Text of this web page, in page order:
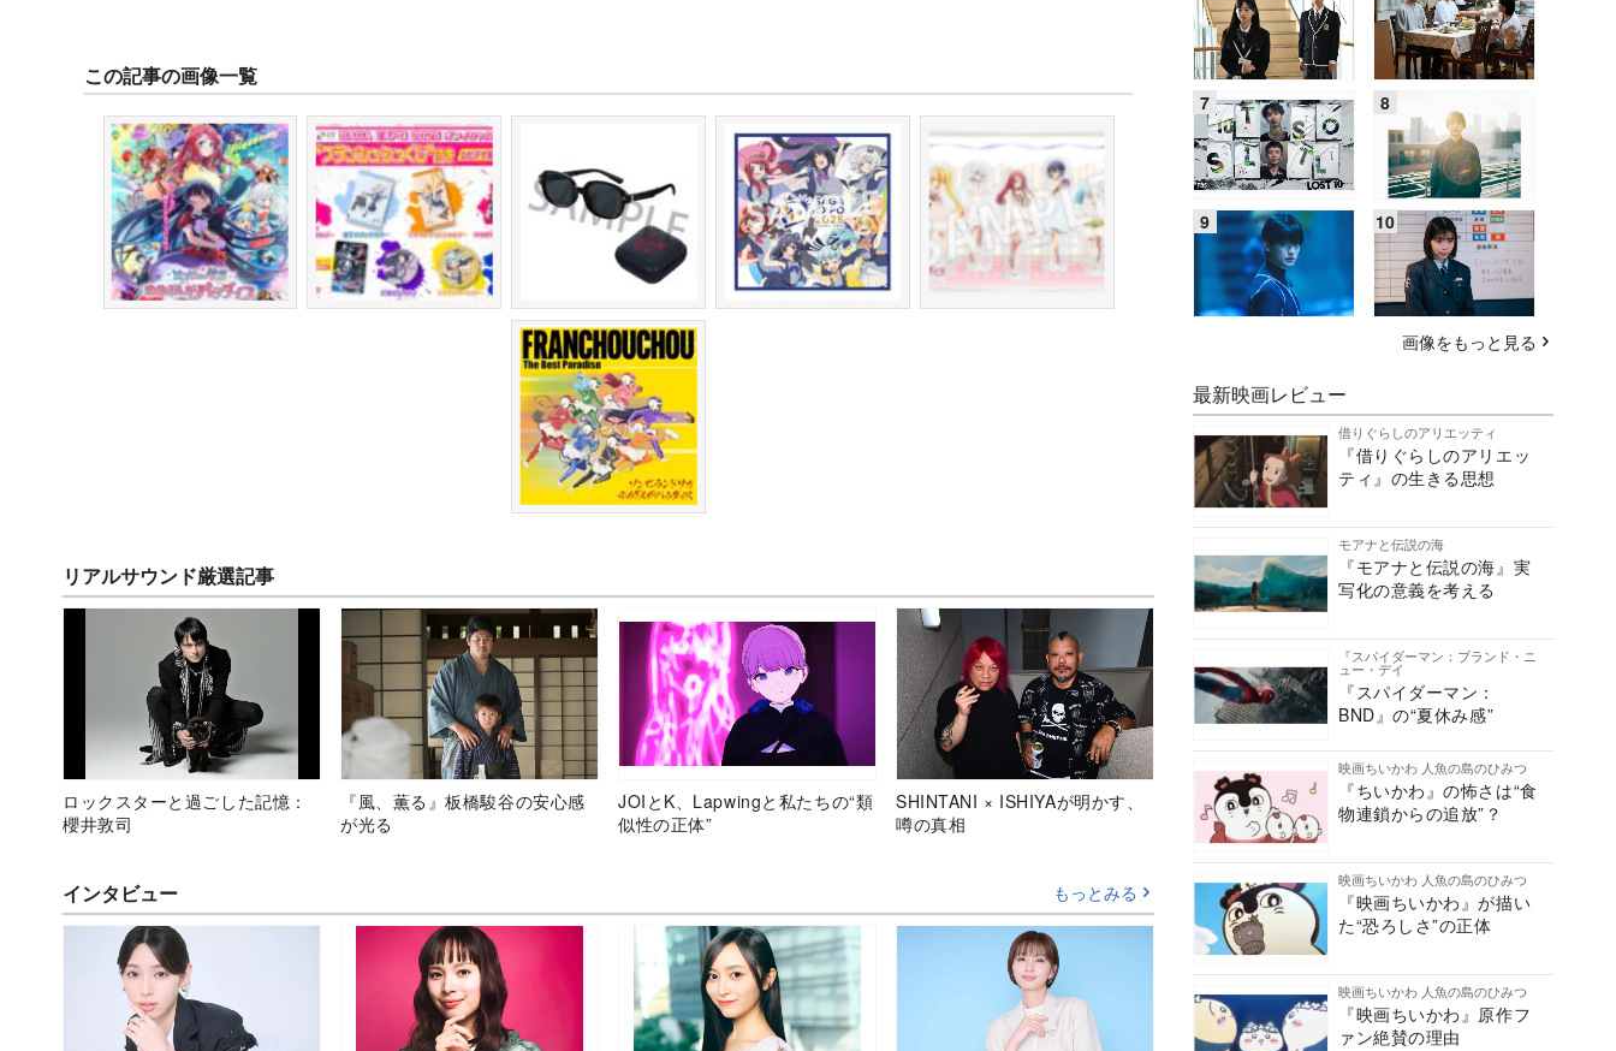
この記事の画像一覧
リアルサウンド厳選記事
ロックスターと過ごした記憶：
櫻井敦司
『風、薫る』板橋駿谷の安心感
が光る
JOIとK、Lapwingと私たちの“類
似性の正体”
SHINTANI × ISHIYAが明かす、
噂の真相
インタビュー もっとみる
画像をもっと見る
最新映画レビュー
借りぐらしのアリエッティ
『借りぐらしのアリエッ
ティ』の生きる思想
モアナと伝説の海
『モアナと伝説の海』実
写化の意義を考える
『スパイダーマン：ブランド・ニ
ュー・デイ
『スパイダーマン：
BND』の“夏休み感”
映画ちいかわ 人魚の島のひみつ
『ちいかわ』の怖さは“食
物連鎖からの追放”？
映画ちいかわ 人魚の島のひみつ
『映画ちいかわ』が描い
た“恐ろしさ”の正体
映画ちいかわ 人魚の島のひみつ
『映画ちいかわ』原作フ
ァン絶賛の理由